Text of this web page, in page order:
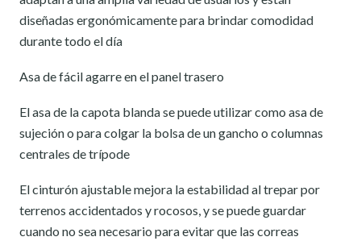
diseñadas ergonómicamente para brindar comodidad
durante todo el día
Asa de fácil agarre en el panel trasero
El asa de la capota blanda se puede utilizar como asa de
sujeción o para colgar la bolsa de un gancho o columnas
centrales de trípode
El cinturón ajustable mejora la estabilidad al trepar por
terrenos accidentados y rocosos, y se puede guardar
cuando no sea necesario para evitar que las correas